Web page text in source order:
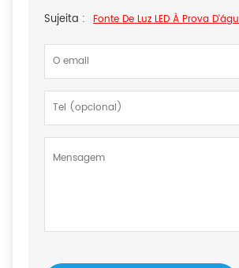
Sujeita : Fonte De Luz LED À Prova